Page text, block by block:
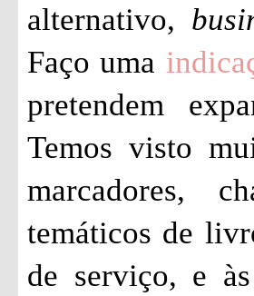
alternativo,
Faço uma
pretendem
Temos visto
marcadores,
temáticos de
de serviço, e